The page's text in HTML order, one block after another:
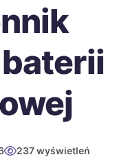
237 wyświetleń